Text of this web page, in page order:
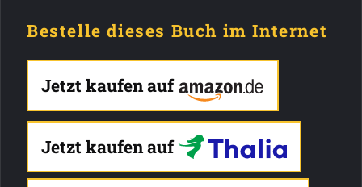
Bestelle dieses Buch im Internet
Jetzt kaufen auf
Jetzt kaufen auf